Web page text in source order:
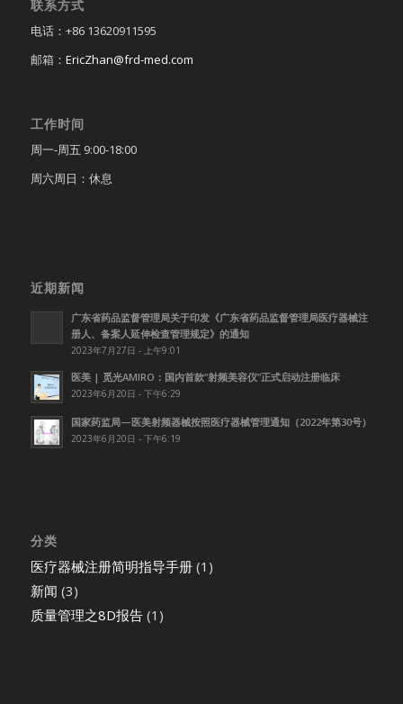
联系方式
电话：+86 13620911595
邮箱： EricZhan@frd-med.com
工作时间
周一-周五 9:00-18:00
周六周日：休息
近期新闻
广东省药品监督管理局关于印发《广东省药品监督管理局医疗器械注
册人、备案人延伸检查管理规定》的通知
2023年7月27日 - 上午9:01
医美 | 觅光AMIRO：国内首款”射频美容仪”正式启动注册临床
2023年6月20日 - 下午6:29
国家药监局—医美射频器械按照医疗器械管理通知（2022年第30号）
2023年6月20日 - 下午6:19
分类
医疗器械注册简明指导手册(1)
新闻 (3)
质量管理之8D报告(1)